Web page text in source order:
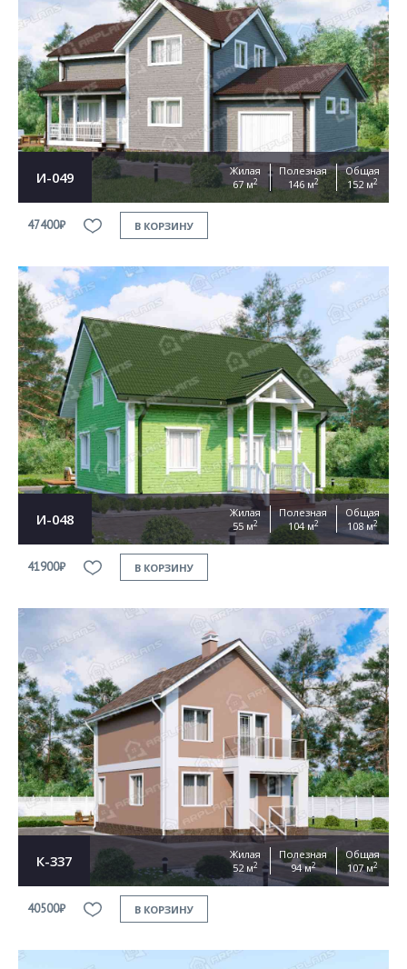
И-049
Жилая
67 м2
Полезная
146 м2
Общая
152 м2
47400₽ В КОРЗИНУ
И-048
Жилая
55 м2
Полезная
104 м2
Общая
108 м2
41900₽ В КОРЗИНУ
К-337
Жилая
52 м2
Полезная
94 м2
Общая
107 м2
40500₽ В КОРЗИНУ